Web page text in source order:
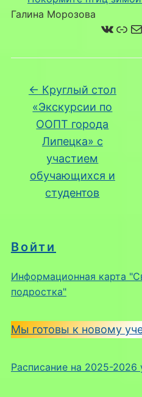
Войти
Информационная карта
подростка"
Мы готовы к новому
Расписание на 2025-2026
Галина Морозова
← Круглый стол
«Экскурсии по
ООПТ города
Липецка» с
участием
обучающихся и
студентов